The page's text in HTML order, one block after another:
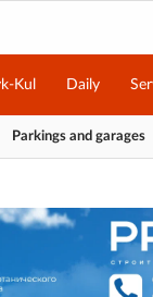
Kul Daily
Parkings and garages